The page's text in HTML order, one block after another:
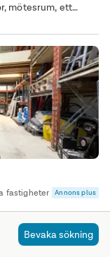
mötesrum, ett
fastigheter Annons plus
Övrig lokalBevaka sökning